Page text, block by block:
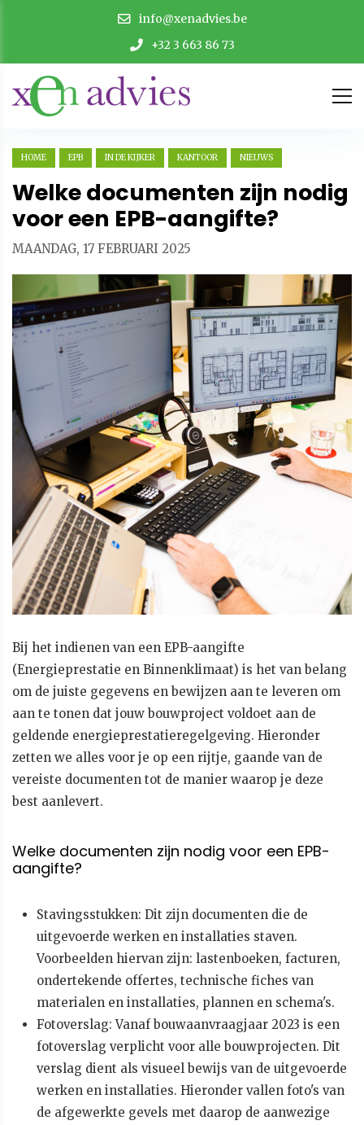
info@xenadvies.be
+32 3 663 86 73
HOME EPB IN DE KIJKER KANTOOR NIEUWS
Welke documenten zijn nodig
voor een EPB-aangifte?
MAANDAG, 17 FEBRUARI 2025
Bij het indienen van een EPB-aangifte
(Energieprestatie en Binnenklimaat) is het van belang
om de juiste gegevens en bewijzen aan te leveren om
aan te tonen dat jouw bouwproject voldoet aan de
geldende energieprestatieregelgeving. Hieronder
zetten we alles voor je op een rijtje, gaande van de
vereiste documenten tot de manier waarop je deze
best aanlevert.
Welke documenten zijn nodig voor een EPB-
aangifte?
Stavingsstukken: Dit zijn documenten die de
uitgevoerde werken en installaties staven.
Voorbeelden hiervan zijn: lastenboeken, facturen,
ondertekende offertes, technische fiches van
materialen en installaties, plannen en schema's.
Fotoverslag: Vanaf bouwaanvraagjaar 2023 is een
fotoverslag verplicht voor alle bouwprojecten. Dit
verslag dient als visueel bewijs van de uitgevoerde
werken en installaties. Hieronder vallen foto's van
de afgewerkte gevels met daarop de aanwezige